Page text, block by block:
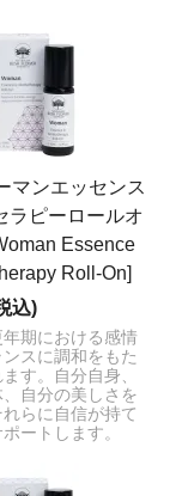
マンエッセンス
ラピーロールオ
Essence
Roll-On]
込)
年期における感情
スに調和をもた
す。自分自身、
、自分の美しさを
らに自信が持て
ートします。